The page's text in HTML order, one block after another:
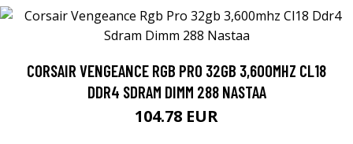
CORSAIR VENGEANCE RGB PRO 32GB 3,600MHZ CL18
DDR4 SDRAM DIMM 288 NASTAA
104.78 EUR